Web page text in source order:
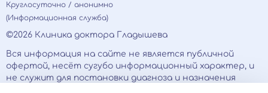
Круглосуточно / анонимно
(Информационная служба)
©2026 Клиника доктора Гладышева
Вся информация на сайте не является публичной
офертой, несёт сугубо информационный характер, и
не служит для постановки диагноза и назначения